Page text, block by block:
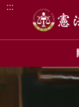
跳到主要內容區塊
:::